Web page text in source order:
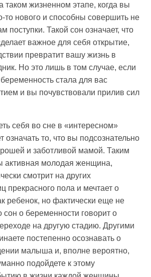
таком жизненном этапе, когда вы
то нового и способны совершить не
поступки. Такой сон означает, что
важное для себя открытие,
превратит вашу жизнь в
Но это лишь в том случае, если
стала для вас
и вы почувствовали прилив сил
себя во сне в «интересном»
означать то, что вы подсознательно
и заботливой мамой. Таким
активная молодая женщина,
смотрит на других
прекрасного пола и мечтает о
ребенок, но фактически еще не
сон о беременности говорит о
на другую стадию. Другими
постепенно осознавать о
малыша и, вполне вероятно,
подойдете к этому